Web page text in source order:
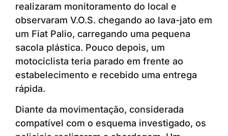
realizaram monitoramento do local e
observaram V.O.S. chegando ao lava-jato em
um Fiat Palio, carregando uma pequena
sacola plástica. Pouco depois, um
motociclista teria parado em frente ao
estabelecimento e recebido uma entrega
rápida.
Diante da movimentação, considerada
compatível com o esquema investigado, os